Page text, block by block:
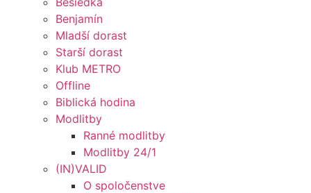
Benjamín
Mladší dorast
Starší dorast
Klub METRO
Offline
Biblická hodina
Modlitby
Ranné modlitby
Modlitby 24/1
(IN)VALID
O spoločenstve